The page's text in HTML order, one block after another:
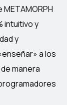
intuitivo y
y
a los
manera